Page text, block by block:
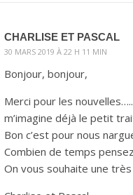
CHARLISE ET PASCAL
30 MARS 2019 À 22 H 11 MIN
Bonjour, bonjour,
Merci pour les
m’imagine déjà le petit
Bon c’est pour nous
Combien de temps
On vous souhaite une